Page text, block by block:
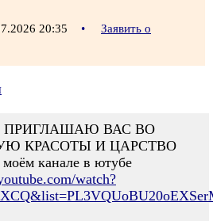
20:35 •
Заявить о
ПРИГЛАШАЮ ВАС ВО
КРАСОТЫ И ЦАРСТВО
канале в ютубе
watch?